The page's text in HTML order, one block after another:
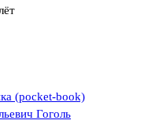
(pocket-book)
Гоголь